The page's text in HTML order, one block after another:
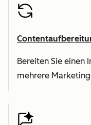
Bereiten Sie einen
mehrere